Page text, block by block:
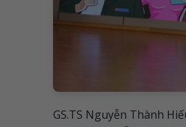
GS.TS Nguyễn Thành